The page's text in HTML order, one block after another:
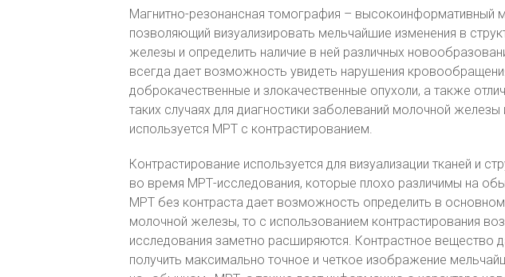
Магнитно-резонансная томография – высокоинформативный
позволяющий визуализировать мельчайшие изменения в
железы и определить наличие в ней различных
всегда дает возможность увидеть нарушения
доброкачественные и злокачественные опухоли, а также
таких случаях для диагностики заболеваний молочной железы
используется МРТ с контрастированием.
Контрастирование используется для визуализации тканей и
во время МРТ-исследования, которые плохо различимы на
МРТ без контраста дает возможность определить в основном
молочной железы, то с использованием контрастирования
исследования заметно расширяются. Контрастное вещество
получить максимально точное и четкое изображение